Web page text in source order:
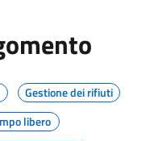
Gestione dei rifiuti
libero